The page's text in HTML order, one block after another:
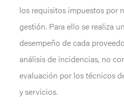
los requisitos impuestos por
gestión. Para ello se realiza
desempeño de cada
análisis de incidencias, no
evaluación por los técnicos
y servicios.